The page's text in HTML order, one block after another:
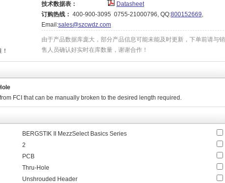
技术数据表：
Datasheet
订购热线： 400-900-3095 0755-21000796, QQ:800152669,
Email:sales@szcwdz.com
由于产品数据库庞大，部分产品信息可能未能及时更新，下单前请与销
售人员确认好实时在库数量，谢谢合作！
FCI that can be manually broken to the desired length required.
BERGSTIK II MezzSelect Basics Series
2
PCB
Thru-Hole
Unshrouded Header